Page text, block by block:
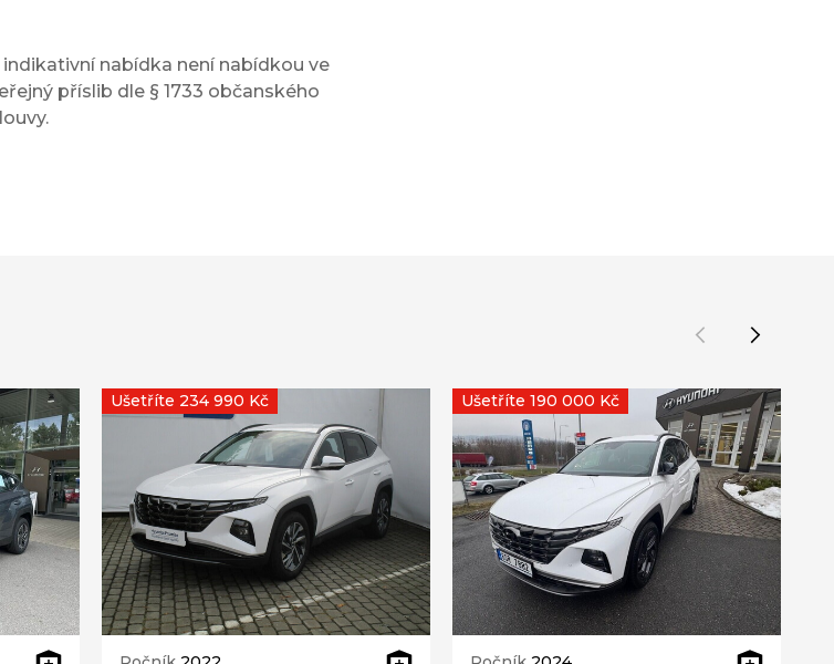
nabídka není nabídkou ve
příslib dle § 1733 občanského
Ušetříte 234 990 Kč Ušetříte 190 000 Kč